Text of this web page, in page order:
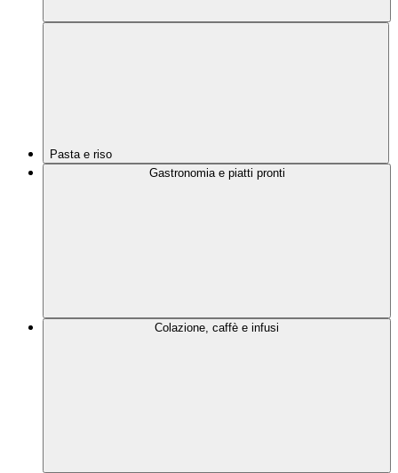
Pasta e riso
Gastronomia e piatti pronti
Colazione, caffè e infusi